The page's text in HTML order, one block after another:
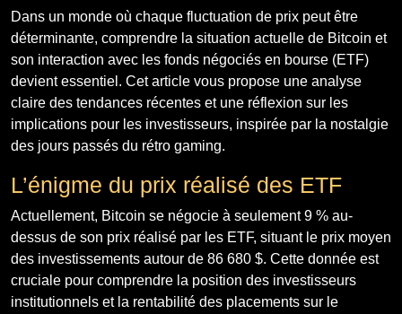
Dans un monde où chaque fluctuation de prix peut être
déterminante, comprendre la situation actuelle de Bitcoin et
son interaction avec les fonds négociés en bourse (ETF)
devient essentiel. Cet article vous propose une analyse
claire des tendances récentes et une réflexion sur les
implications pour les investisseurs, inspirée par la nostalgie
des jours passés du rétro gaming.
L’énigme du prix réalisé des ETF
Actuellement, Bitcoin se négocie à seulement 9 % au-
dessus de son prix réalisé par les ETF, situant le prix moyen
des investissements autour de 86 680 $. Cette donnée est
cruciale pour comprendre la position des investisseurs
institutionnels et la rentabilité des placements sur le